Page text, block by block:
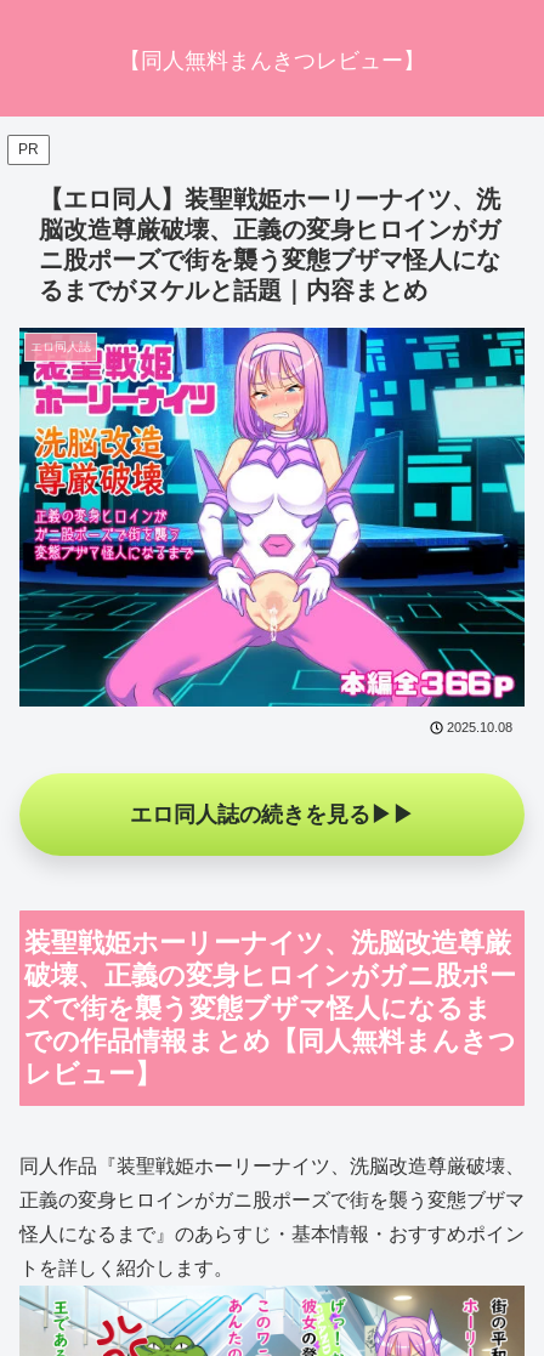
【同人無料まんきつレビュー】
PR
【エロ同人】装聖戦姫ホーリーナイツ、洗
脳改造尊厳破壊、正義の変身ヒロインがガ
ニ股ポーズで街を襲う変態ブザマ怪人にな
るまでがヌケルと話題｜内容まとめ
エロ同人誌
2025.10.08
エロ同人誌の続きを見る
装聖戦姫ホーリーナイツ、洗脳改造尊厳
破壊、正義の変身ヒロインがガニ股ポー
ズで街を襲う変態ブザマ怪人になるま
での作品情報まとめ【同人無料まんきつ
レビュー】
同人作品『装聖戦姫ホーリーナイツ、洗脳改造尊厳破壊、
正義の変身ヒロインがガニ股ポーズで街を襲う変態ブザマ
怪人になるまで』のあらすじ・基本情報・おすすめポイン
トを詳しく紹介します。